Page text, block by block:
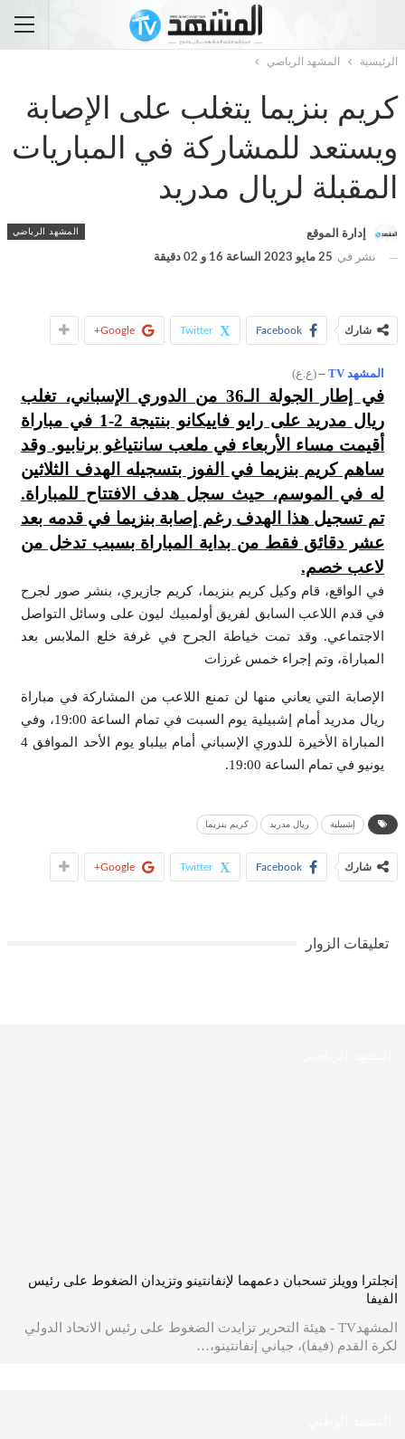
الرئيسية المشهد الرياضي
كريم بنزيما يتغلب على الإصابة
ويستعد للمشاركة في المباريات
المقبلة لريال مدريد
المشهد الرياضي إدارة الموقع
نشر في 25 مايو 2023 الساعة 16 و 02 دقيقة
شارك Facebook
Twitter
Google+
المشهد TV – (ع.ع)
في إطار الجولة الـ36 من الدوري الإسباني، تغلب
ريال مدريد على رايو فاييكانو بنتيجة 2-1 في مباراة
أقيمت مساء الأربعاء في ملعب سانتياغو برنابيو. وقد
ساهم كريم بنزيما في الفوز بتسجيله الهدف الثلاثين
له في الموسم، حيث سجل هدف الافتتاح للمباراة.
تم تسجيل هذا الهدف رغم إصابة بنزيما في قدمه بعد
عشر دقائق فقط من بداية المباراة بسبب تدخل من
لاعب خصم.
في الواقع، قام وكيل كريم بنزيما، كريم جازيري، بنشر صور لجرح
في قدم اللاعب السابق لفريق أولمبيك ليون على وسائل التواصل
الاجتماعي. وقد تمت خياطة الجرح في غرفة خلع الملابس بعد
المباراة، وتم إجراء خمس غرزات
الإصابة التي يعاني منها لن تمنع اللاعب من المشاركة في مباراة
ريال مدريد أمام إشبيلية يوم السبت في تمام الساعة 19:00، وفي
المباراة الأخيرة للدوري الإسباني أمام بيلباو يوم الأحد الموافق 4
يونيو في تمام الساعة 19:00.
إشبيلية ريال مدريد كريم بنزيما
شارك Facebook
Twitter
Google+
تعليقات الزوار
إنجلترا وويلز تسحبان دعمهما لإنفانتينو وتزيدان الضغوط على رئيس
الفيفا
المشهدTV - هيئة التحرير تزايدت الضغوط على رئيس الاتحاد الدولي
لكرة القدم (فيفا)، جياني إنفانتينو،…